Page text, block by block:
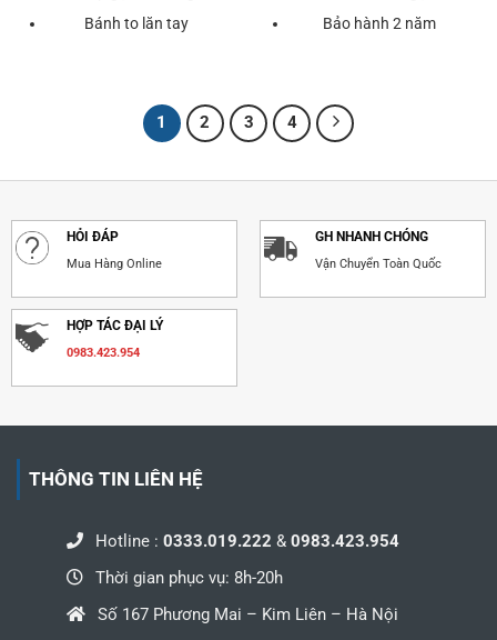
Bánh to lăn tay
Bảo hành 2 năm
1 2 3 4
HỎI ĐÁP
Mua Hàng Online
GH NHANH CHÓNG
Vận Chuyển Toàn Quốc
HỢP TÁC ĐẠI LÝ
0983.423.954
THÔNG TIN LIÊN HỆ
Hotline : 0333.019.222 & 0983.423.954
Thời gian phục vụ: 8h-20h
Số 167 Phương Mai – Kim Liên – Hà Nội